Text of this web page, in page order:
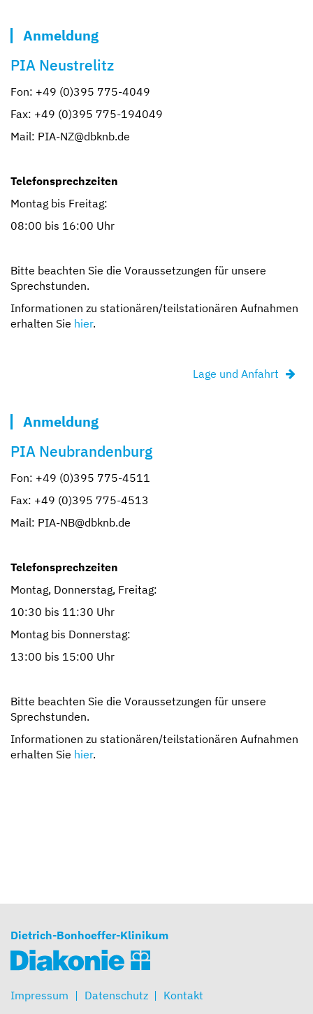
Anmeldung
PIA Neustrelitz
Fon: +49 (0)395 775-4049
Fax: +49 (0)395 775-194049
Mail: PIA-NZ@dbknb.de
Telefonsprechzeiten
Montag bis Freitag:
08:00 bis 16:00 Uhr
Bitte beachten Sie die Voraussetzungen für unsere
Sprechstunden.
Informationen zu stationären/teilstationären Aufnahmen
erhalten Sie hier.
Lage und Anfahrt
Anmeldung
PIA Neubrandenburg
Fon: +49 (0)395 775-4511
Fax: +49 (0)395 775-4513
Mail: PIA-NB@dbknb.de
Telefonsprechzeiten
Montag, Donnerstag, Freitag:
10:30 bis 11:30 Uhr
Montag bis Donnerstag:
13:00 bis 15:00 Uhr
Bitte beachten Sie die Voraussetzungen für unsere
Sprechstunden.
Informationen zu stationären/teilstationären Aufnahmen
erhalten Sie hier.
Dietrich-Bonhoeffer-Klinikum
Impressum Datenschutz Kontakt